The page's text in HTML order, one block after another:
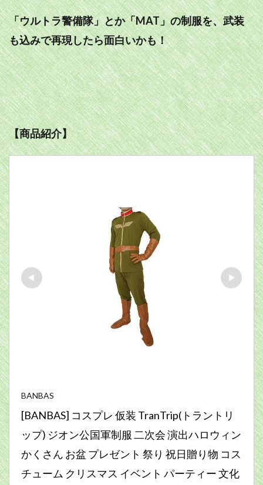
「ウルトラ警備隊」とか「MAT」の制服を、武装
も込みで再現したら面白いかも！
【商品紹介】
BANBAS
[BANBAS] コスプレ 仮装 TranTrip(トラントリ
ップ) ジオン公国軍制服 二次会 演出ハロウィン
かくさん お盆 プレゼント 祭り 祝日贈り物 コス
チューム クリスマス イベント パーティー 文化